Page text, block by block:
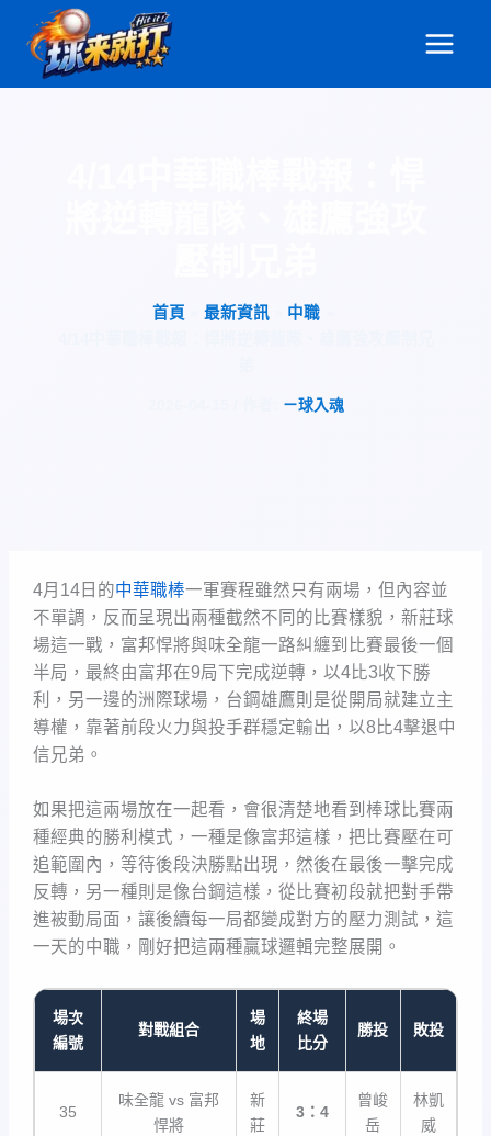
首頁 最新資訊
中職
ㄧ球入魂
4月14日的中華職棒一軍賽程雖然只有兩場，但內容並
不單調，反而呈現出兩種截然不同的比賽樣貌，新莊球
場這一戰，富邦悍將與味全龍一路糾纏到比賽最後一個
半局，最終由富邦在9局下完成逆轉，以4比3收下勝
利，另一邊的洲際球場，台鋼雄鷹則是從開局就建立主
導權，靠著前段火力與投手群穩定輸出，以8比4擊退中
信兄弟。
如果把這兩場放在一起看，會很清楚地看到棒球比賽兩
種經典的勝利模式，一種是像富邦這樣，把比賽壓在可
追範圍內，等待後段決勝點出現，然後在最後一擊完成
反轉，另一種則是像台鋼這樣，從比賽初段就把對手帶
進被動局面，讓後續每一局都變成對方的壓力測試，這
一天的中職，剛好把這兩種贏球邏輯完整展開。
場次
編號
對戰組合
場
地
終場
比分
勝投 敗投
35
味全龍 vs 富邦
悍將
新
莊
3：4
曾峻
岳
林凱
威